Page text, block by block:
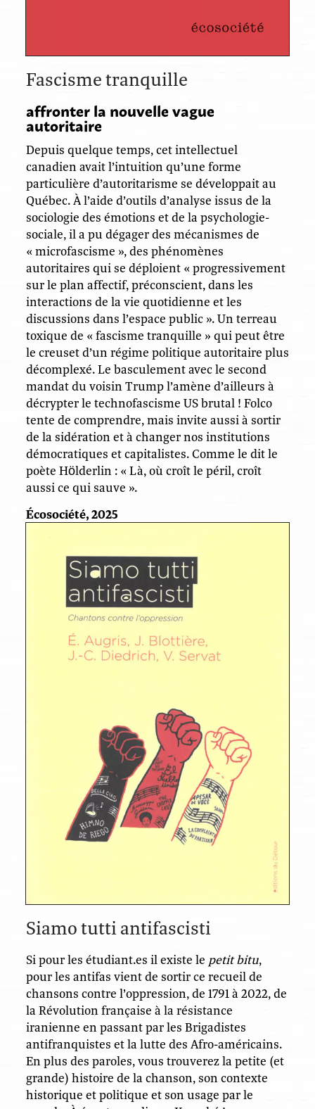
Fascisme tranquille
affronter la nouvelle vague
autoritaire
Depuis quelque temps, cet intellectuel
canadien avait l’intuition qu’une forme
particulière d’autoritarisme se développait au
Québec. À l’aide d’outils d’analyse issus de la
sociologie des émotions et de la psychologie-
sociale, il a pu dégager des mécanismes de
« microfascisme », des phénomènes
autoritaires qui se déploient « progressivement
sur le plan affectif, préconscient, dans les
interactions de la vie quotidienne et les
discussions dans l’espace public ». Un terreau
toxique de « fascisme tranquille » qui peut être
le creuset d’un régime politique autoritaire plus
décomplexé. Le basculement avec le second
mandat du voisin Trump l’amène d’ailleurs à
décrypter le technofascisme US brutal ! Folco
tente de comprendre, mais invite aussi à sortir
de la sidération et à changer nos institutions
démocratiques et capitalistes. Comme le dit le
poète Hölderlin : « Là, où croît le péril, croît
aussi ce qui sauve ».
Écosociété, 2025
Siamo tutti antifascisti
Si pour les étudiant.es il existe le petit bitu,
pour les antifas vient de sortir ce recueil de
chansons contre l’oppression, de 1791 à 2022, de
la Révolution française à la résistance
iranienne en passant par les Brigadistes
antifranquistes et la lutte des Afro-américains.
En plus des paroles, vous trouverez la petite (et
grande) histoire de la chanson, son contexte
historique et politique et son usage par le